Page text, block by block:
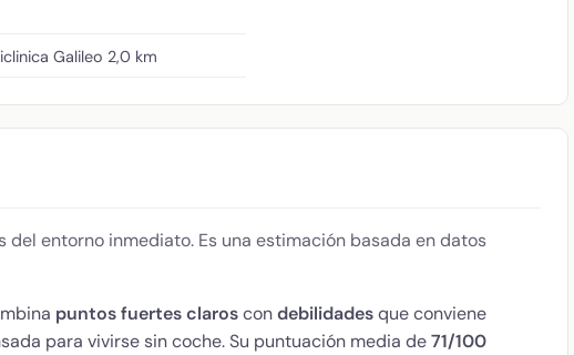
Galileo 2,0 km
entorno inmediato. Es una estimación basada en datos
puntos fuertes claroscondebilidadesque conviene
para vivirse sin coche. Su puntuación media de71/100